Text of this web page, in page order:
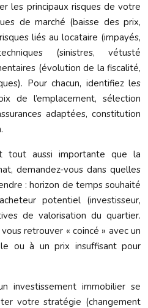
les principaux risques de votre
de marché (baisse des prix,
liés au locataire (impayés,
(sinistres, vétusté
(évolution de la fiscalité,
Pour chacun, identifiez les
de l’emplacement, sélection
adaptées, constitution
tout aussi importante que la
demandez-vous dans quelles
: horizon de temps souhaité
potentiel (investisseur,
de valorisation du quartier.
retrouver « coincé » avec un
ou à un prix insuffisant pour
investissement immobilier se
votre stratégie (changement